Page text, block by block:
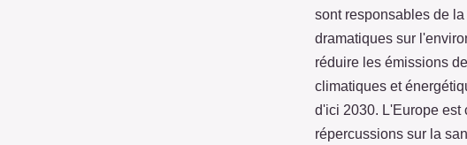
sont responsables de
dramatiques sur
réduire les émissions
climatiques et
d'ici 2030. L'Europe est
répercussions sur la